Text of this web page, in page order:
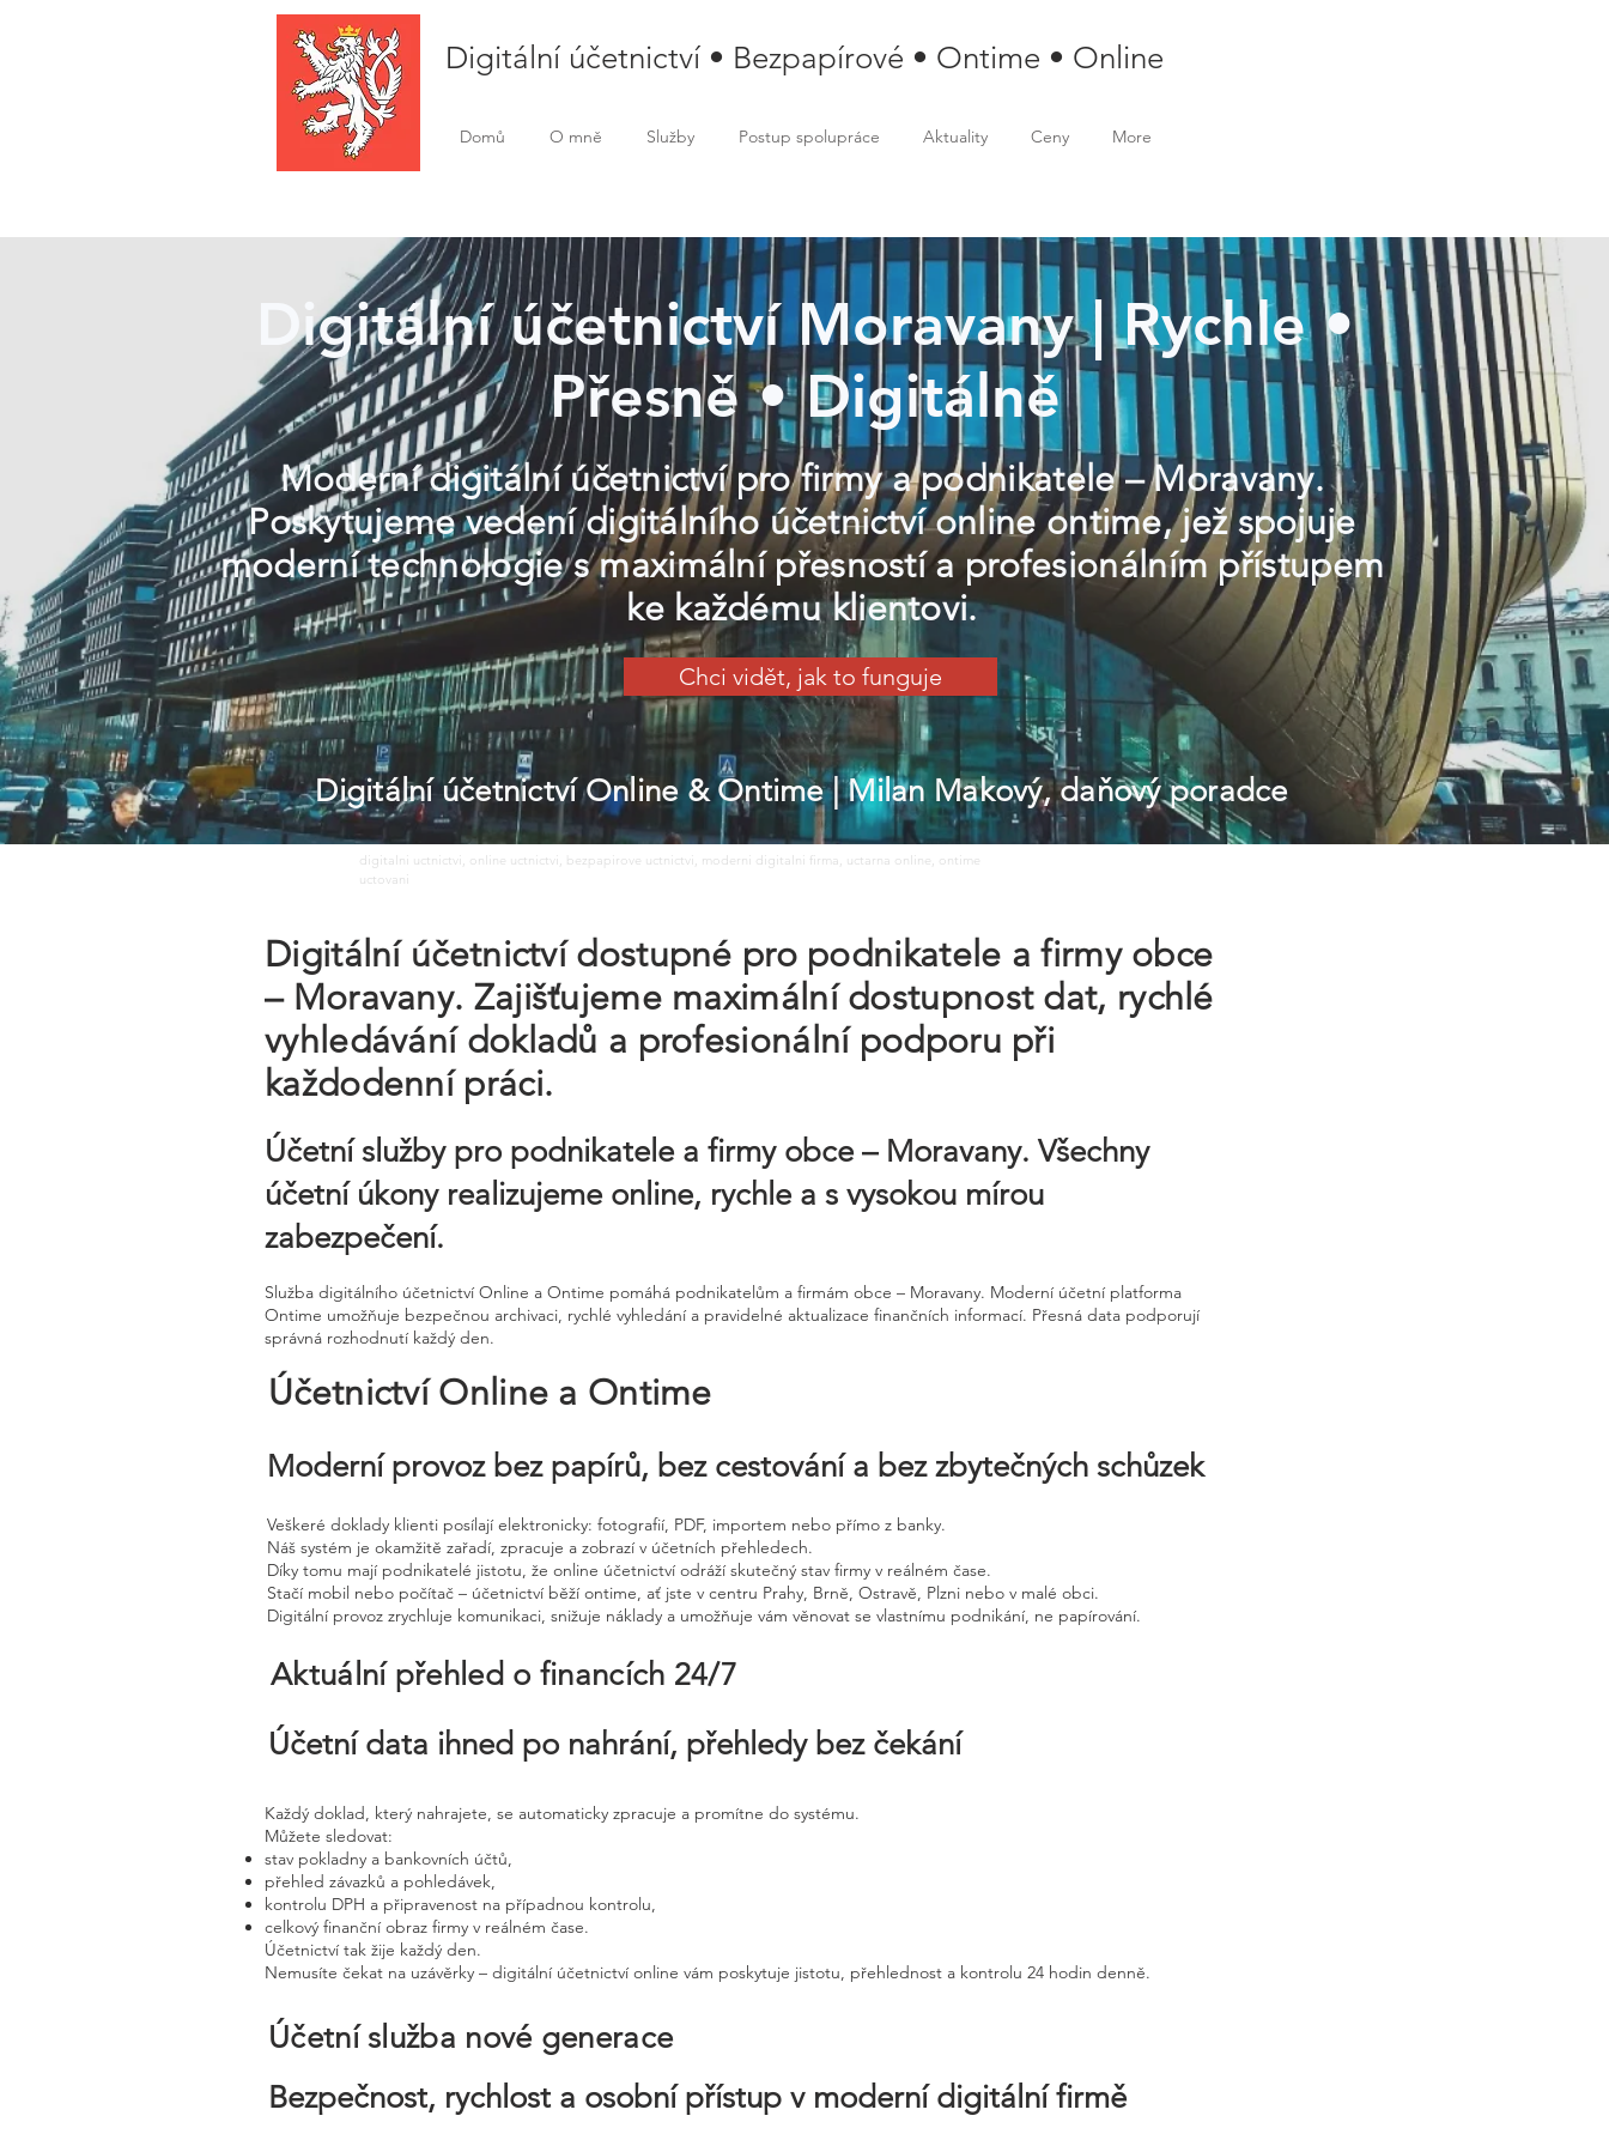
Digitální účetnictví • Bezpapírové • Ontime • Online
Domů O mně Služby Postup spolupráce Aktuality Ceny More
Digitální účetnictví Moravany | Rychle •
Přesně • Digitálně
Moderní digitální účetnictví pro firmy a podnikatele – Moravany.
Poskytujeme vedení digitálního účetnictví online ontime, jež spojuje
moderní technologie s maximální přesností a profesionálním přístupem
ke každému klientovi.
Chci vidět, jak to funguje
Digitální účetnictví Online & Ontime| Milan Makový, daňový poradce
digitalni uctnictvi, online uctnictvi, bezpapirove uctnictvi, moderni digitalni firma, uctarna online, ontime
uctovani
Digitální účetnictví dostupné pro podnikatele a firmy obce
– Moravany. Zajišťujeme maximální dostupnost dat, rychlé
vyhledávání dokladů a profesionální podporu při
každodenní práci.
Účetní služby pro podnikatele a firmy obce – Moravany. Všechny
účetní úkony realizujeme online, rychle a s vysokou mírou
zabezpečení.
Služba digitálního účetnictví Online a Ontime pomáhá podnikatelům a firmám obce – Moravany. Moderní účetní platforma
Ontime umožňuje bezpečnou archivaci, rychlé vyhledání a pravidelné aktualizace finančních informací. Přesná data podporují
správná rozhodnutí každý den.
Účetnictví Online a Ontime
Moderní provoz bez papírů, bez cestování a bez zbytečných schůzek
Veškeré doklady klienti posílají elektronicky: fotografií, PDF, importem nebo přímo z banky.
Náš systém je okamžitě zařadí, zpracuje a zobrazí v účetních přehledech.
Díky tomu mají podnikatelé jistotu, že online účetnictví odráží skutečný stav firmy v reálném čase.
Stačí mobil nebo počítač – účetnictví běží ontime, ať jste v centru Prahy, Brně, Ostravě, Plzni nebo v malé obci.
Digitální provoz zrychluje komunikaci, snižuje náklady a umožňuje vám věnovat se vlastnímu podnikání, ne papírování.
Aktuální přehled o financích 24/7
Účetní data ihned po nahrání, přehledy bez čekání
Každý doklad, který nahrajete, se automaticky zpracuje a promítne do systému.
Můžete sledovat:
stav pokladny a bankovních účtů,
přehled závazků a pohledávek,
kontrolu DPH a připravenost na případnou kontrolu,
celkový finanční obraz firmy v reálném čase.
Účetnictví tak žije každý den.
Nemusíte čekat na uzávěrky – digitální účetnictví online vám poskytuje jistotu, přehlednost a kontrolu 24 hodin denně.
Účetní služba nové generace
Bezpečnost, rychlost a osobní přístup v moderní digitální firmě